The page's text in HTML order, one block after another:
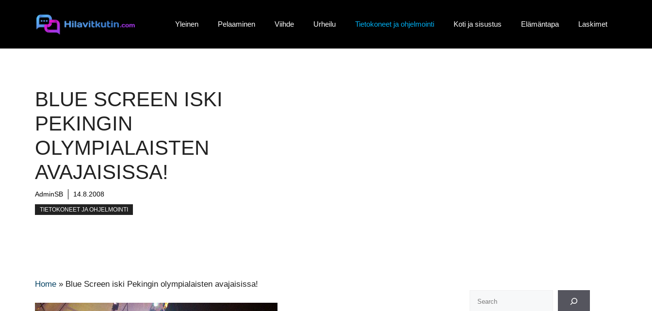
Yleinen Pelaaminen Viihde Urheilu Tietokoneet ja ohjelmointi Koti ja sisustus Elämäntapa Laskimet
BLUE SCREEN ISKI
PEKINGIN
OLYMPIALAISTEN
AVAJAISISSA!
AdminSB 14.8.2008
TIETOKONEET JA OHJELMOINTI
Home » Blue Screen iski Pekingin olympialaisten avajaisissa!